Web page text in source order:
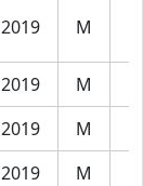
2019 M
2019 M
2019 M
2019 M